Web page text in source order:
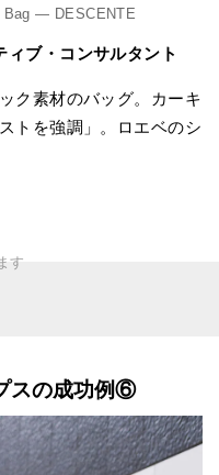
— DESCENTE
ブ・コンサルタント
ク素材のバッグ。カーキ
トを強調」。ロエベのシ
スの成功例⑥